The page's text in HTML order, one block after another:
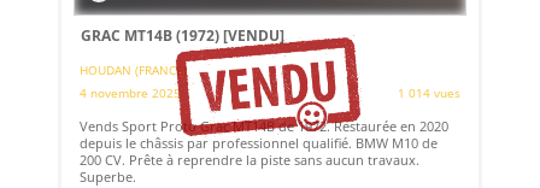
GRAC MT14B (1972)[VENDU]
HOUDAN (FRANCE)
4 novembre 2025
1 014 vues
Vends Sport Proto Grac MT14B de 1972. Restaurée en 2020
depuis le châssis par professionnel qualifié. BMW M10 de
200 CV. Prête à reprendre la piste sans aucun travaux.
Superbe.